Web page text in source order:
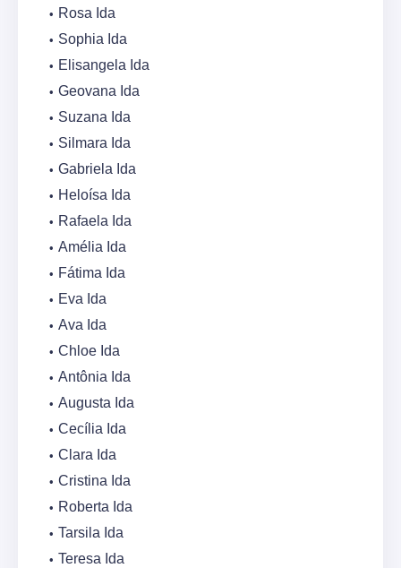
Rosa Ida
Sophia Ida
Elisangela Ida
Geovana Ida
Suzana Ida
Silmara Ida
Gabriela Ida
Heloísa Ida
Rafaela Ida
Amélia Ida
Fátima Ida
Eva Ida
Ava Ida
Chloe Ida
Antônia Ida
Augusta Ida
Cecília Ida
Clara Ida
Cristina Ida
Roberta Ida
Tarsila Ida
Teresa Ida